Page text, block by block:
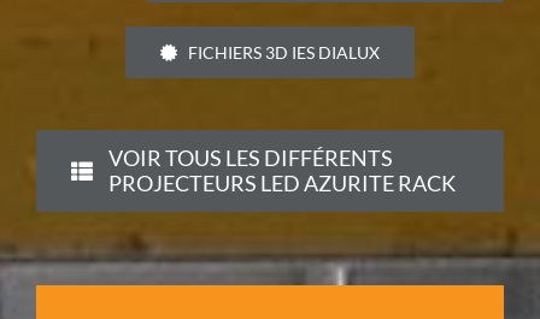
FICHIERS 3D IES DIALUX
VOIR TOUS LES DIFFÉRENTS
PROJECTEURS LED AZURITE RACK